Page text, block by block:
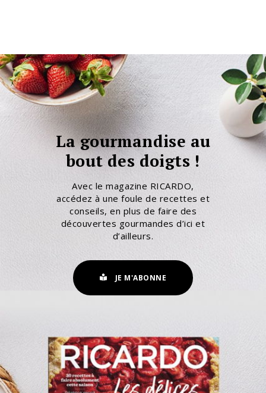
La gourmandise au
bout des doigts !
Avec le magazine RICARDO,
accédez à une foule de recettes et
conseils, en plus de faire des
découvertes gourmandes d’ici et
d’ailleurs.
JE M'ABONNE